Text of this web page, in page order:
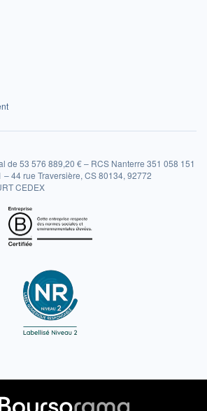
de 53 576 889,20 € – RCS Nanterre 351 058 151
– 44 rue Traversière, CS 80134, 92772
CEDEX